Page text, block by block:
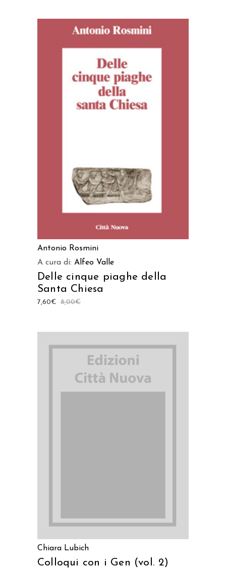
Antonio Rosmini
A cura di: Alfeo Valle
Delle cinque piaghe della
Santa Chiesa
8,00€
7,60€
Chiara Lubich
Colloqui con i Gen (vol. 2)